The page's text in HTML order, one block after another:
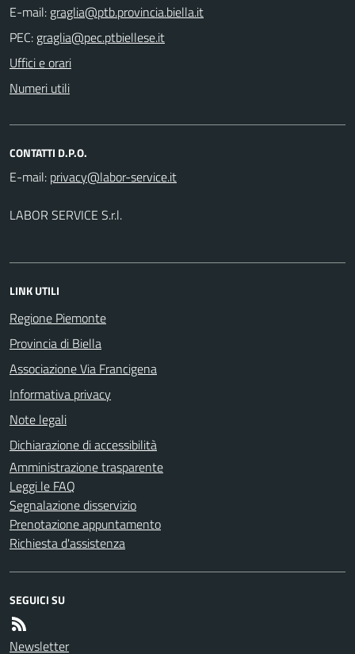
E-mail:
PEC:
Uffici e orari
Numeri utili
CONTATTI D.P.O.
E-mail:
LABOR SERVICE S.r.l.
LINK UTILI
Regione Piemonte
Provincia di Biella
Associazione Via Francigena
Informativa privacy
Note legali
Dichiarazione di accessibilità
Amministrazione trasparente
Leggi le FAQ
Segnalazione disservizio
Prenotazione appuntamento
Richiesta d'assistenza
SEGUICI SU
Newsletter